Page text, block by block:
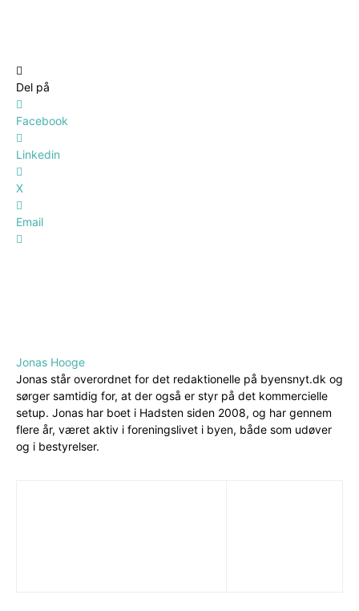
Del på
Facebook
Linkedin
X
Email
Jonas Hooge
Jonas står overordnet for det redaktionelle på byensnyt.dk og
sørger samtidig for, at der også er styr på det kommercielle
setup. Jonas har boet i Hadsten siden 2008, og har gennem
flere år, været aktiv i foreningslivet i byen, både som udøver
og i bestyrelser.